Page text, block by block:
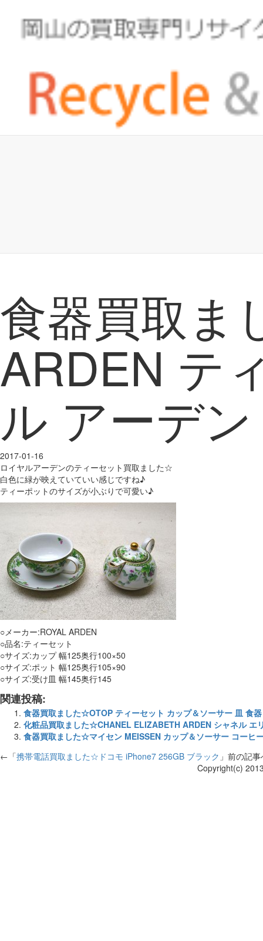
食器買取ま
ARDEN テ
ル アーデン
2017-01-16
ロイヤルアーデンのティーセット買取ました☆
白色に緑が映えていていい感じですね♪
ティーポットのサイズが小ぶりで可愛い♪
○メーカー:ROYAL ARDEN
○品名:ティーセット
○サイズ:カップ 幅125奥行100×50
○サイズ:ポット 幅125奥行105×90
○サイズ:受け皿 幅145奥行145
関連投稿:
食器買取ました☆OTOP ティーセット カップ＆ソーサー 皿 食
化粧品買取ました☆CHANEL ELIZABETH ARDEN シャネル エ
食器買取ました☆マイセン MEISSEN カップ＆ソーサー コーヒ
←「携帯電話買取ました☆ドコモ iPhone7 256GB ブラック 」前の記
Copyright(c)